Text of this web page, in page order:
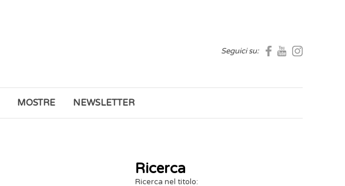
Seguici su:
MOSTRE NEWSLETTER
Ricerca
Ricerca nel titolo: